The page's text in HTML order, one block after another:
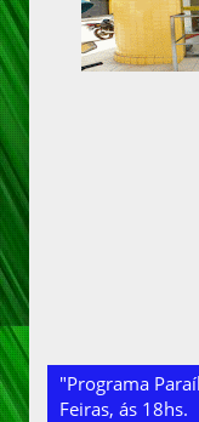
"Programa
Feiras, ás 18hs.